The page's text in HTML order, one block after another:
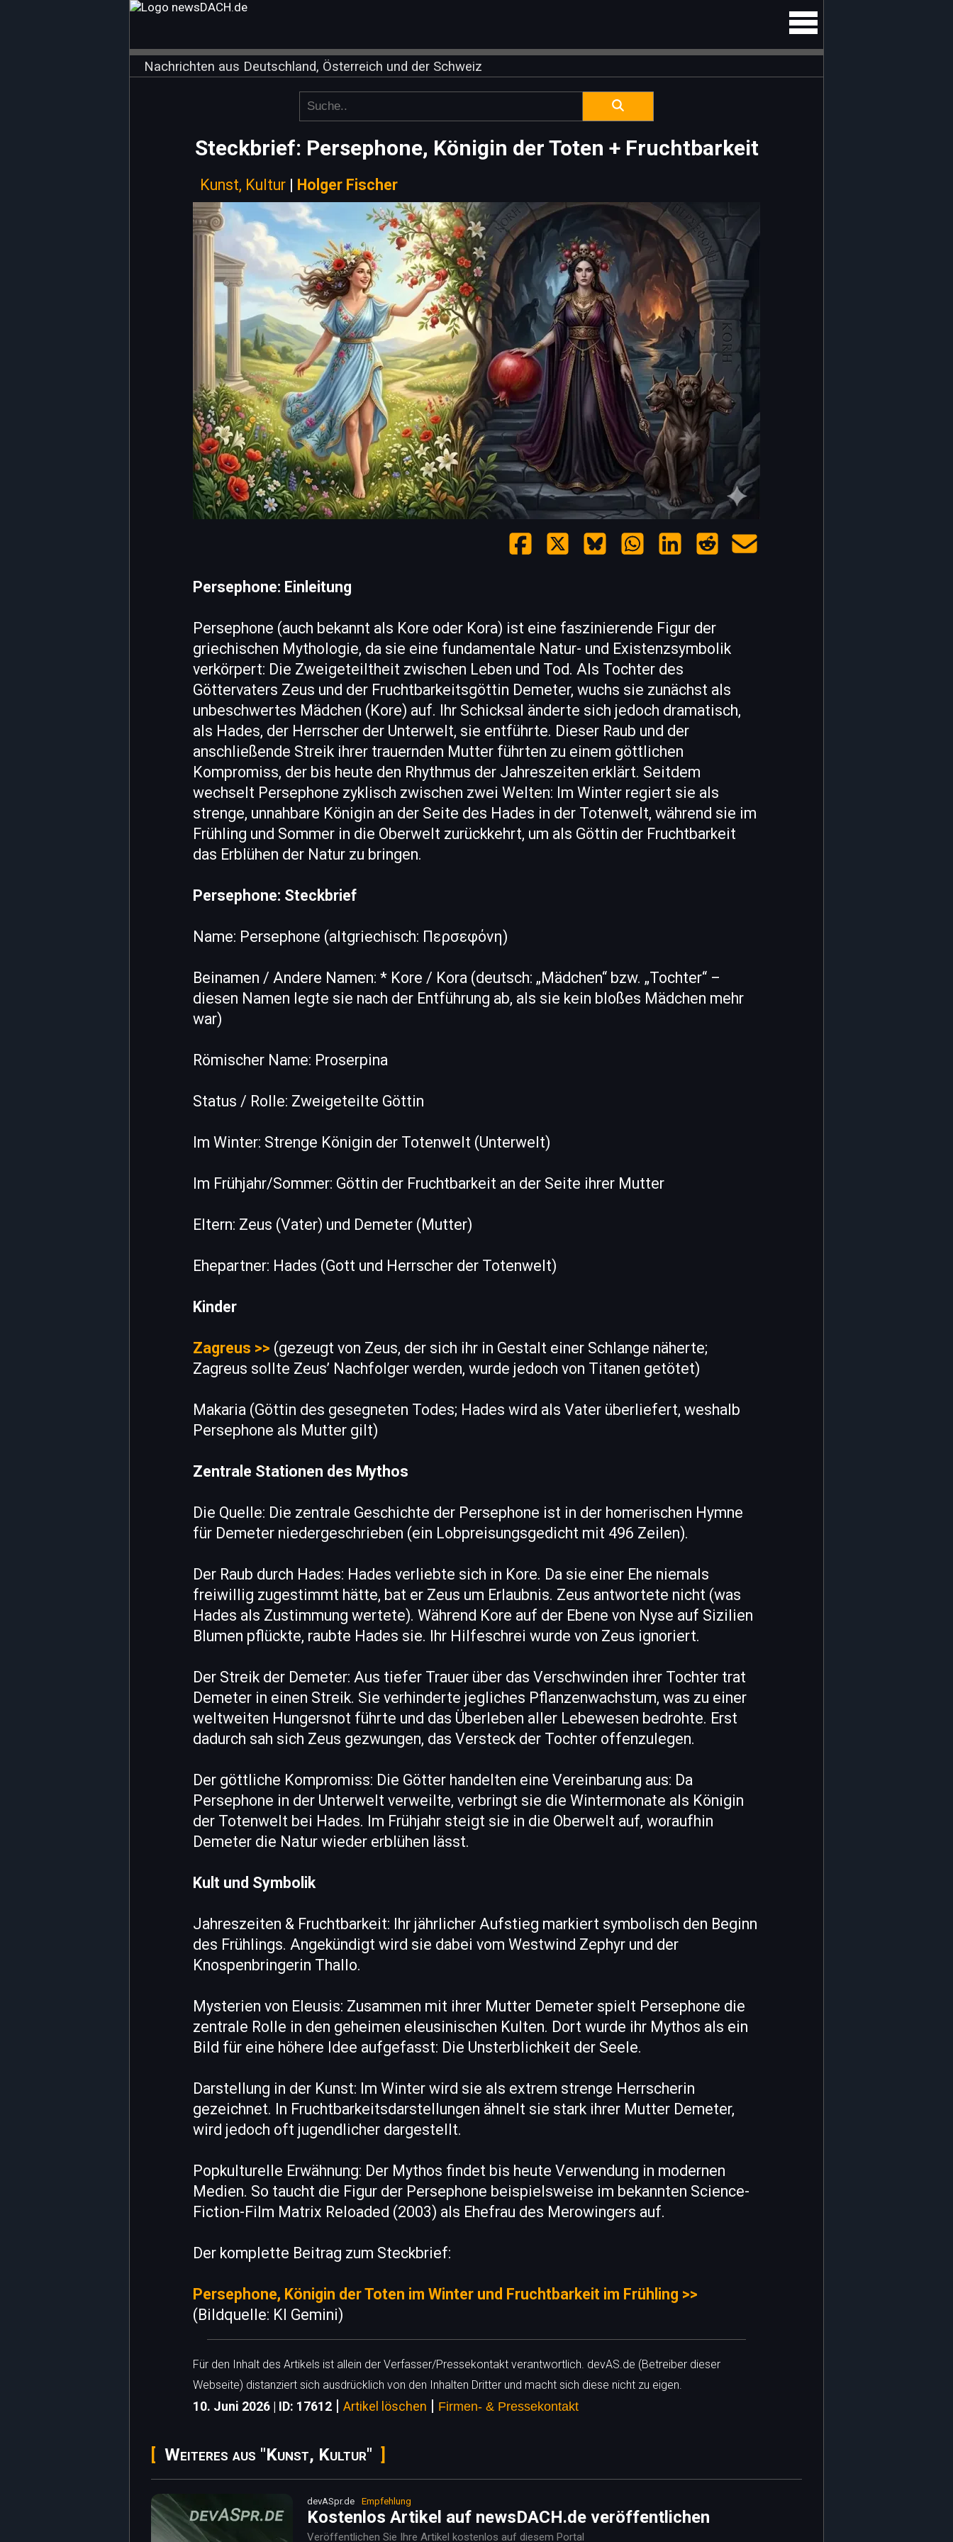
Nachrichten aus Deutschland, Österreich und der Schweiz
Steckbrief: Persephone, Königin der Toten + Fruchtbarkeit
Kunst, Kultur | Holger Fischer
Persephone: Einleitung
Persephone (auch bekannt als Kore oder Kora) ist eine faszinierende Figur der
griechischen Mythologie, da sie eine fundamentale Natur- und Existenzsymbolik
verkörpert: Die Zweigeteiltheit zwischen Leben und Tod. Als Tochter des
Göttervaters Zeus und der Fruchtbarkeitsgöttin Demeter, wuchs sie zunächst als
unbeschwertes Mädchen (Kore) auf. Ihr Schicksal änderte sich jedoch dramatisch,
als Hades, der Herrscher der Unterwelt, sie entführte. Dieser Raub und der
anschließende Streik ihrer trauernden Mutter führten zu einem göttlichen
Kompromiss, der bis heute den Rhythmus der Jahreszeiten erklärt. Seitdem
wechselt Persephone zyklisch zwischen zwei Welten: Im Winter regiert sie als
strenge, unnahbare Königin an der Seite des Hades in der Totenwelt, während sie im
Frühling und Sommer in die Oberwelt zurückkehrt, um als Göttin der Fruchtbarkeit
das Erblühen der Natur zu bringen.
Persephone: Steckbrief
Name: Persephone (altgriechisch: Περσεφόνη)
Beinamen / Andere Namen: * Kore / Kora (deutsch: „Mädchen“ bzw. „Tochter“ –
diesen Namen legte sie nach der Entführung ab, als sie kein bloßes Mädchen mehr
war)
Römischer Name: Proserpina
Status / Rolle: Zweigeteilte Göttin
Im Winter: Strenge Königin der Totenwelt (Unterwelt)
Im Frühjahr/Sommer: Göttin der Fruchtbarkeit an der Seite ihrer Mutter
Eltern: Zeus (Vater) und Demeter (Mutter)
Ehepartner: Hades (Gott und Herrscher der Totenwelt)
Kinder
Zagreus >> (gezeugt von Zeus, der sich ihr in Gestalt einer Schlange näherte;
Zagreus sollte Zeus’ Nachfolger werden, wurde jedoch von Titanen getötet)
Makaria (Göttin des gesegneten Todes; Hades wird als Vater überliefert, weshalb
Persephone als Mutter gilt)
Zentrale Stationen des Mythos
Die Quelle: Die zentrale Geschichte der Persephone ist in der homerischen Hymne
für Demeter niedergeschrieben (ein Lobpreisungsgedicht mit 496 Zeilen).
Der Raub durch Hades: Hades verliebte sich in Kore. Da sie einer Ehe niemals
freiwillig zugestimmt hätte, bat er Zeus um Erlaubnis. Zeus antwortete nicht (was
Hades als Zustimmung wertete). Während Kore auf der Ebene von Nyse auf Sizilien
Blumen pflückte, raubte Hades sie. Ihr Hilfeschrei wurde von Zeus ignoriert.
Der Streik der Demeter: Aus tiefer Trauer über das Verschwinden ihrer Tochter trat
Demeter in einen Streik. Sie verhinderte jegliches Pflanzenwachstum, was zu einer
weltweiten Hungersnot führte und das Überleben aller Lebewesen bedrohte. Erst
dadurch sah sich Zeus gezwungen, das Versteck der Tochter offenzulegen.
Der göttliche Kompromiss: Die Götter handelten eine Vereinbarung aus: Da
Persephone in der Unterwelt verweilte, verbringt sie die Wintermonate als Königin
der Totenwelt bei Hades. Im Frühjahr steigt sie in die Oberwelt auf, woraufhin
Demeter die Natur wieder erblühen lässt.
Kult und Symbolik
Jahreszeiten & Fruchtbarkeit: Ihr jährlicher Aufstieg markiert symbolisch den Beginn
des Frühlings. Angekündigt wird sie dabei vom Westwind Zephyr und der
Knospenbringerin Thallo.
Mysterien von Eleusis: Zusammen mit ihrer Mutter Demeter spielt Persephone die
zentrale Rolle in den geheimen eleusinischen Kulten. Dort wurde ihr Mythos als ein
Bild für eine höhere Idee aufgefasst: Die Unsterblichkeit der Seele.
Darstellung in der Kunst: Im Winter wird sie als extrem strenge Herrscherin
gezeichnet. In Fruchtbarkeitsdarstellungen ähnelt sie stark ihrer Mutter Demeter,
wird jedoch oft jugendlicher dargestellt.
Popkulturelle Erwähnung: Der Mythos findet bis heute Verwendung in modernen
Medien. So taucht die Figur der Persephone beispielsweise im bekannten Science-
Fiction-Film Matrix Reloaded (2003) als Ehefrau des Merowingers auf.
Der komplette Beitrag zum Steckbrief:
Persephone, Königin der Toten im Winter und Fruchtbarkeit im Frühling >>
(Bildquelle: KI Gemini)
Für den Inhalt des Artikels ist allein der Verfasser/Pressekontakt verantwortlich. devAS.de (Betreiber dieser
Webseite) distanziert sich ausdrücklich von den Inhalten Dritter und macht sich diese nicht zu eigen.
10. Juni 2026 | ID: 17612 | Artikel löschen | Firmen- & Pressekontakt
Weiteres aus "Kunst, Kultur"
devASpr.de Empfehlung
Kostenlos Artikel auf newsDACH.de veröffentlichen
Veröffentlichen Sie Ihre Artikel kostenlos auf diesem Portal